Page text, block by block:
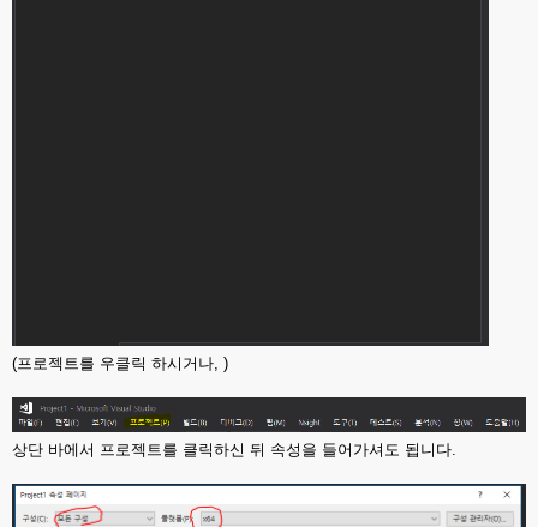
(프로젝트를 우클릭 하시거나, )
상단 바에서 프로젝트를 클릭하신 뒤 속성을 들어가셔도 됩니다.